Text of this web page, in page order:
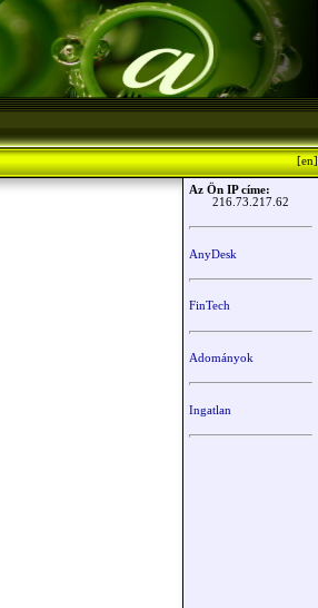
[en]
Az Ön IP címe:
216.73.217.62
AnyDesk
FinTech
Adományok
Ingatlan